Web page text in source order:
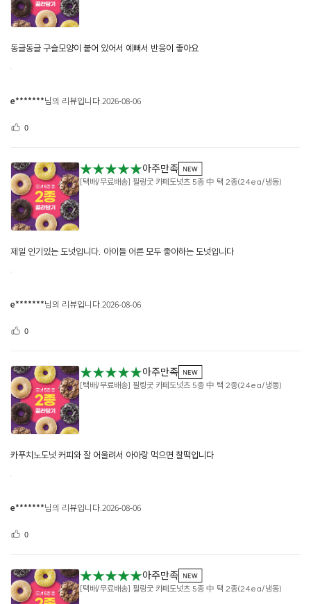
동글동글 구슬모양이 붙어 있어서 예뻐서 반응이 좋아요
e*******님의 리뷰입니다.2026-08-06
0
★★★★★아주만족
[택배/무료배송] 필링굿 카페도넛츠 5종 中 택 2종(24ea/냉동)
제일 인기있는 도넛입니다. 아이들 어른 모두 좋아하는 도넛입니다
e*******님의 리뷰입니다.2026-08-06
0
★★★★★아주만족
[택배/무료배송] 필링굿 카페도넛츠 5종 中 택 2종(24ea/냉동)
카푸치노도넛 커피와 잘 어울려서 아아랑 먹으면 찰떡입니다
e*******님의 리뷰입니다.2026-08-06
0
★★★★★아주만족
[택배/무료배송] 필링굿 카페도넛츠 5종 中 택 2종(24ea/냉동)